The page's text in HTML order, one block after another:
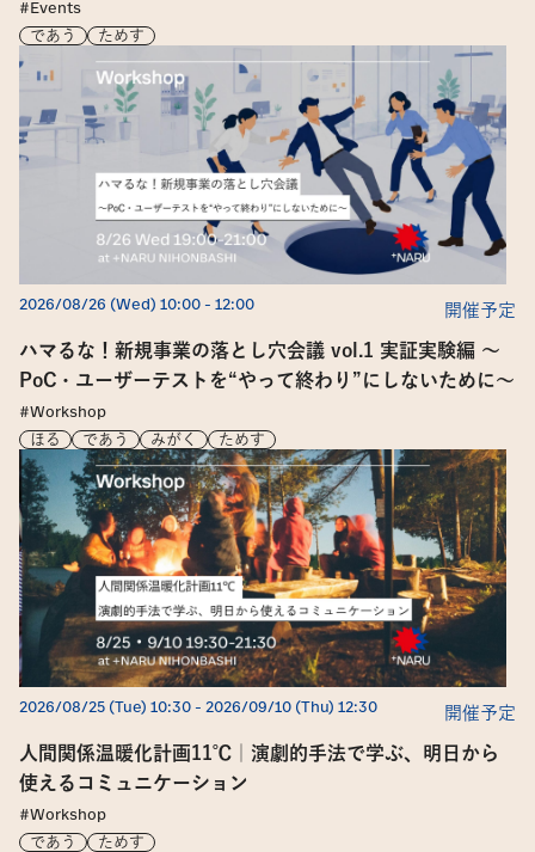
個人情報保護方針
個人情報の取扱いについて
Cookieおよびアクセスログについて
サイトご利用上の注意
#Events
であう
ためす
2026/08/26 (Wed) 10:00 - 12:00 開催予定
ハマるな！新規事業の落とし穴会議 vol.1 実証実験編 〜
PoC・ユーザーテストを“やって終わり”にしないために〜
#Workshop
ほる
であう みがく ためす
2026/08/25 (Tue) 10:30 - 2026/09/10 (Thu) 12:30 開催予定
人間関係温暖化計画11℃｜演劇的手法で学ぶ、明日から
使えるコミュニケーション
#Workshop
であう
ためす